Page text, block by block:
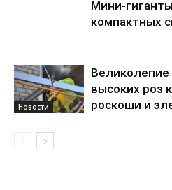
Мини-
компактных
Новости
Великолепие
высоких роз
роскоши и